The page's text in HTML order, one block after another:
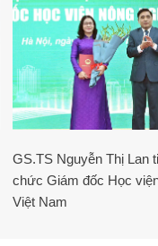
GS.TS Nguyễn Thị Lan
chức Giám đốc Học
Việt Nam